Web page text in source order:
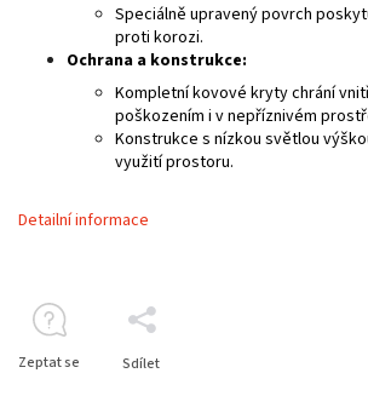
Speciálně upravený povrch
proti korozi.
Ochrana a konstrukce:
Kompletní kovové kryty chrání
poškozením i v nepříznivém
Konstrukce s nízkou světlou
využití prostoru.
Detailní informace
Zeptat se Sdílet